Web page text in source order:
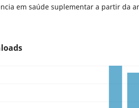
em saúde suplementar a partir da